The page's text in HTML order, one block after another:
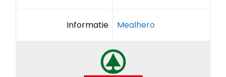
Informatie Mealhero